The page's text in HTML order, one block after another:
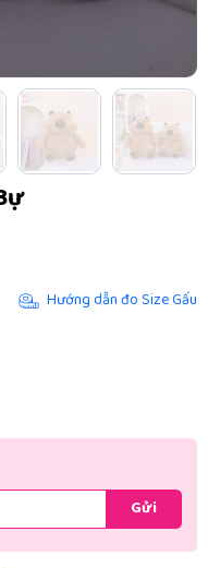
Hướng dẫn đo Size Gấu
Gửi